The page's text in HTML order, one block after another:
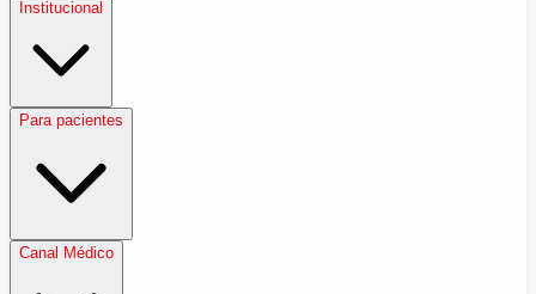
Institucional
Para pacientes
Canal Médico